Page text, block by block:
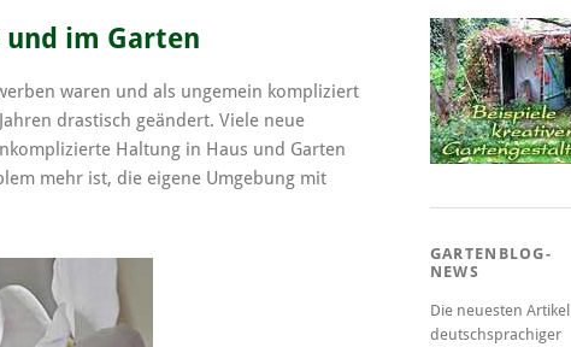
und im Garten
waren und als ungemein kompliziert
drastisch geändert. Viele neue
Haltung in Haus und Garten
mehr ist, die eigene Umgebung mit
GARTENBLOG-
NEWS
Die neuesten Artikel
deutschsprachiger